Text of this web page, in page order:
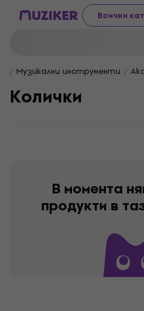
Всички
Музикални инструменти
Kолички
В момента
продукти в